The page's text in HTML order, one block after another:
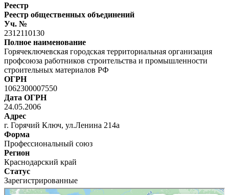
Реестр
Реестр общественных объединений
Уч. №
2312110130
Полное наименование
Горячеключевская городская территориальная организация
профсоюза работников строительства и промышленности
строительных материалов РФ
ОГРН
1062300007550
Дата ОГРН
24.05.2006
Адрес
г. Горячий Ключ, ул.Ленина 214а
Форма
Профессиональный союз
Регион
Краснодарский край
Статус
Зарегистрированные